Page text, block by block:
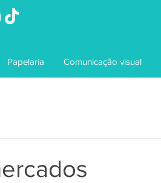
Papelaria Comunicação visual